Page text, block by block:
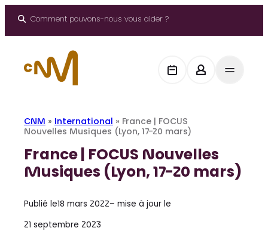
Comment pouvons-nous vous aider ?
CNM » International » France | FOCUS
Nouvelles Musiques (Lyon, 17-20 mars)
France | FOCUS Nouvelles
Musiques (Lyon, 17-20 mars)
Publié le18 mars 2022– mise à jour le
21 septembre 2023